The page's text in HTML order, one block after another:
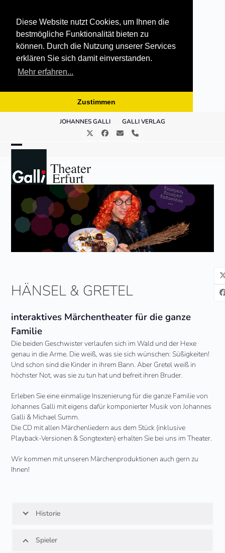
Diese Website nutzt Cookies, um Ihnen die
bestmögliche Funktionalität bieten zu
können. Durch die Nutzung unserer Services
erklären Sie sich damit einverstanden.
Mehr erfahren...
Zustimmen
JOHANNES GALLI GALLI VERLAG
TwitterFacebook
E- Telefon
mobile
menu
mobile
menu
HÄNSEL & GRETEL
interaktives Märchentheater für die ganze
Familie
Die beiden Geschwister verlaufen sich im Wald und der Hexe
genau in die Arme. Die weiß, was sie sich wünschen: Süßigkeiten!
Und schon sind die Kinder in ihrem Bann. Aber Gretel weiß in
höchster Not, was sie zu tun hat und befreit ihren Bruder.
Erleben Sie eine einmalige Inszenierung für die ganze Familie von
Johannes Galli mit eigens dafür komponierter Musik von Johannes
Galli & Michael Summ.
Die CD mit allen Märchenliedern aus dem Stück (inklusive
Playback-Versionen & Songtexten) erhalten Sie bei uns im Theater.
Wir kommen mit unseren Märchenproduktionen auch gern zu
Ihnen!
Historie
Spieler